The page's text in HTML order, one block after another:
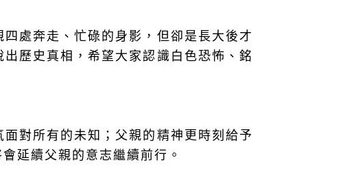
處奔走、忙碌的身影，但卻是長大後才
歷史真相，希望大家認識白色恐怖、銘
對所有的未知；父親的精神更時刻給予
延續父親的意志繼續前行。